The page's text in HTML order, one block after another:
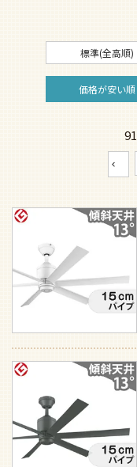
標準(全高順)
価格が安い順
91